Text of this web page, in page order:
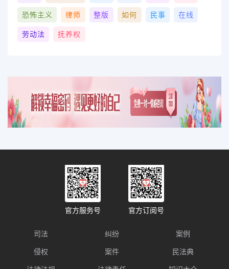
恐怖主义 律师 整版 如何 民事 在线
劳动法 抚养权
官方服务号 官方订阅号
司法 纠纷 案例
侵权 案件 民法典